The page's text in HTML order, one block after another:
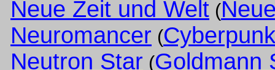
Neue Zeit und Welt (
Neuromancer (
Neutron Star (Goldmann